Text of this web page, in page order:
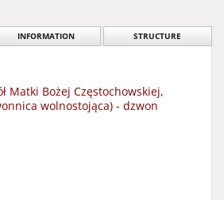
INFORMATION STRUCTURE
Matki Bożej Częstochowskiej,
wolnostojąca) - dzwon